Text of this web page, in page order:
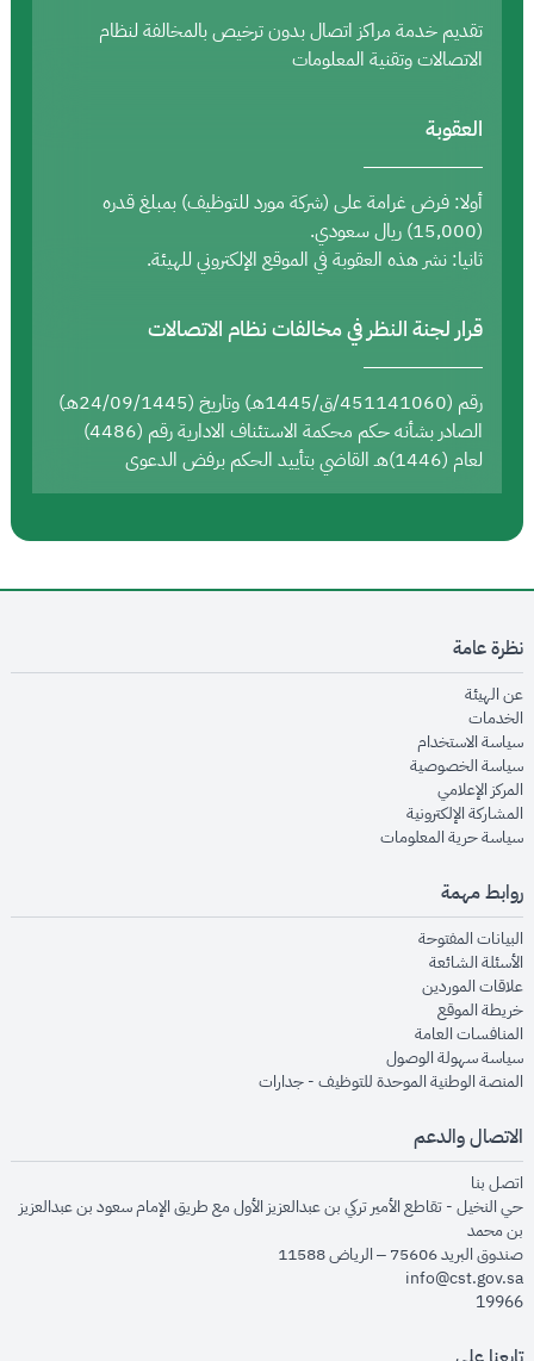
تقديم خدمة مراكز اتصال بدون ترخيص بالمخالفة لنظام
الاتصالات وتقنية المعلومات
العقوبة
أولا: فرض غرامة على (شركة مورد للتوظيف) بمبلغ قدره
(15,000) ريال سعودي.
ثانيا: نشر هذه العقوبة في الموقع الإلكتروني للهيئة.
قرار لجنة النظر في مخالفات نظام الاتصالات
رقم (451141060/ق/1445هـ) وتاريخ (24/09/1445هـ)
الصادر بشأنه حكم محكمة الاستئناف الادارية رقم (4486)
لعام (1446)هـ القاضي بتأييد الحكم برفض الدعوى
نظرة عامة
عن الهيئةopens in new window
الخدماتopens in new window
سياسة الاستخدام
سياسة الخصوصيةopens in new window
المركز الإعلاميopens in new window
المشاركة الإلكترونيةopens in new window
سياسة حرية المعلوماتopens in new window
روابط مهمة
البيانات المفتوحةopens in new window
الأسئلة الشائعةopens in new window
علاقات الموردينopens in new window
خريطة الموقعopens in new window
المنافسات العامةopens in new window
سياسة سهولة الوصولopens in new window
المنصة الوطنية الموحدة للتوظيف - جداراتopens in new window
الاتصال والدعم
اتصل بنا
حي النخيل - تقاطع الأمير تركي بن عبدالعزيز الأول مع طريق الإمام سعود بن عبدالعزيز
بن محمد
صندوق البريد 75606 – الرياض 11588
info@cst.gov.sa
19966